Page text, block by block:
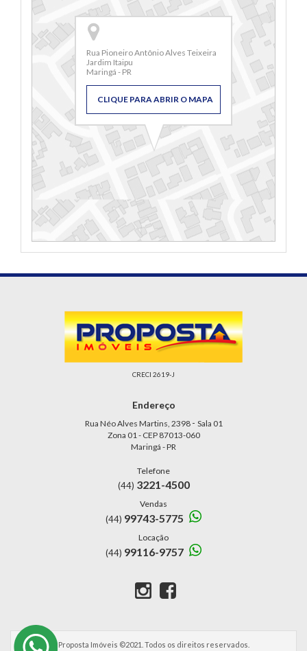
Rua Pioneiro Antônio Alves Teixeira
Jardim Itaipu
Maringá - PR
CLIQUE PARA ABRIR O MAPA
CRECI 2619-J
Endereço
Rua Néo Alves Martins, 2398 - Sala 01
Zona 01 - CEP 87013-060
Maringá - PR
Telefone
(44) 3221-4500
Vendas
(44) 99743-5775
Locação
(44) 99116-9757
Proposta Imóveis ©2021. Todos os direitos reservados.